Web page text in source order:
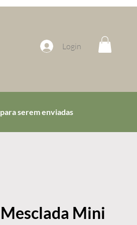
Login
serem enviadas
Mini